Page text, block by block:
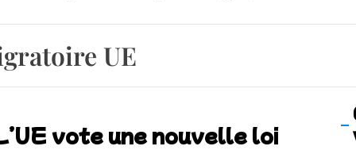
Festival – Samedi 18 juillet (Vaulx-en-Velin)
UE
vote une nouvelle loi